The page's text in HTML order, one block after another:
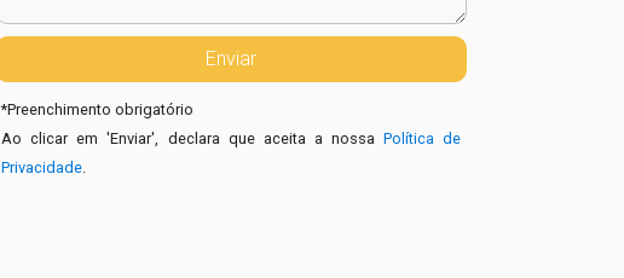
*Preenchimento obrigatório
Ao clicar em 'Enviar', declara que aceita a nossaPolítica de
Privacidade.